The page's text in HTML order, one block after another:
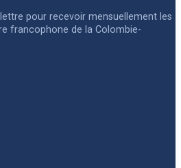
pour recevoir mensuellement les
francophone de la Colombie-